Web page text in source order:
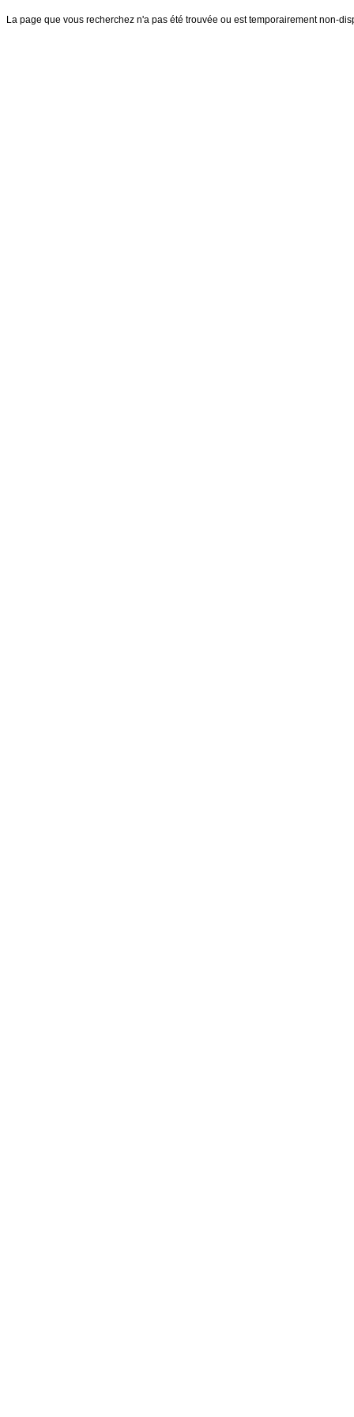
La page que vous recherchez n'a pas été trouvée ou est temporairement non-